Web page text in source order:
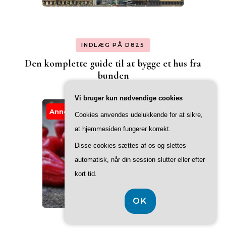
INDLÆG PÅ D825
Den komplette guide til at bygge et hus fra
bunden
Annonce
Vi bruger kun nødvendige cookies
Cookies anvendes udelukkende for at sikre,
at hjemmesiden fungerer korrekt.
Disse cookies sættes af os og slettes
automatisk, når din session slutter eller efter
kort tid.
OK